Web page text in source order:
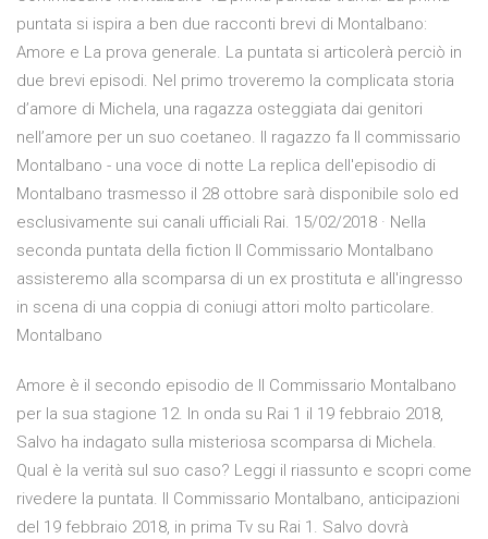
puntata si ispira a ben due racconti brevi di Montalbano:
Amore e La prova generale. La puntata si articolerà perciò in
due brevi episodi. Nel primo troveremo la complicata storia
d’amore di Michela, una ragazza osteggiata dai genitori
nell’amore per un suo coetaneo. Il ragazzo fa Il commissario
Montalbano - una voce di notte La replica dell'episodio di
Montalbano trasmesso il 28 ottobre sarà disponibile solo ed
esclusivamente sui canali ufficiali Rai. 15/02/2018 · Nella
seconda puntata della fiction Il Commissario Montalbano
assisteremo alla scomparsa di un ex prostituta e all'ingresso
in scena di una coppia di coniugi attori molto particolare.
Montalbano
Amore è il secondo episodio de Il Commissario Montalbano
per la sua stagione 12. In onda su Rai 1 il 19 febbraio 2018,
Salvo ha indagato sulla misteriosa scomparsa di Michela.
Qual è la verità sul suo caso? Leggi il riassunto e scopri come
rivedere la puntata. Il Commissario Montalbano, anticipazioni
del 19 febbraio 2018, in prima Tv su Rai 1. Salvo dovrà